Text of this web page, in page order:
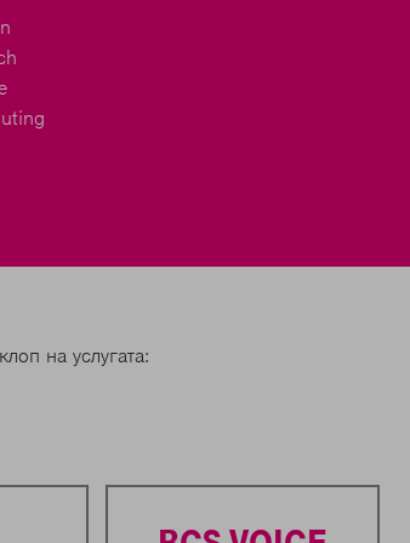
на услугата: